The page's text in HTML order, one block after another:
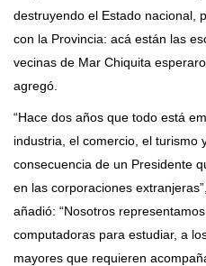
destruyendo el Estado nacional,
con la Provincia: acá están las
vecinas de Mar Chiquita
agregó.
“Hace dos años que todo está
industria, el comercio, el turismo
consecuencia de un Presidente
en las corporaciones
añadió: “Nosotros
computadoras para estudiar, a
mayores que requieren